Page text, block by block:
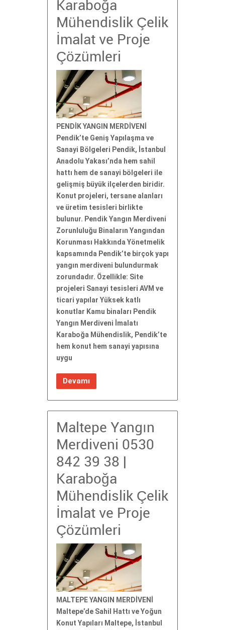
Karaboğa
Mühendislik Çelik
İmalat ve Proje
Çözümleri
PENDİK YANGIN MERDİVENİ
Pendik’te Geniş Yapılaşma ve
Sanayi Bölgeleri Pendik, İstanbul
Anadolu Yakası’nda hem sahil
hattı hem de sanayi bölgeleri ile
gelişmiş büyük ilçelerden biridir.
Konut projeleri, tersane alanları
ve üretim tesisleri birlikte
bulunur. Pendik Yangın Merdiveni
Zorunluluğu Binaların Yangından
Korunması Hakkında Yönetmelik
kapsamında Pendik’te birçok yapı
yangın merdiveni bulundurmak
zorundadır. Özellikle: Site
projeleri Sanayi tesisleri AVM ve
ticari yapılar Yüksek katlı
konutlar Kamu binaları Pendik
Yangın Merdiveni İmalatı
Karaboğa Mühendislik, Pendik’te
hem konut hem sanayi yapısına
uygu
Devamı
Maltepe Yangın
Merdiveni 0530
842 39 38 |
Karaboğa
Mühendislik Çelik
İmalat ve Proje
Çözümleri
MALTEPE YANGIN MERDİVENİ
Maltepe’de Sahil Hattı ve Yoğun
Konut Yapıları Maltepe, İstanbul